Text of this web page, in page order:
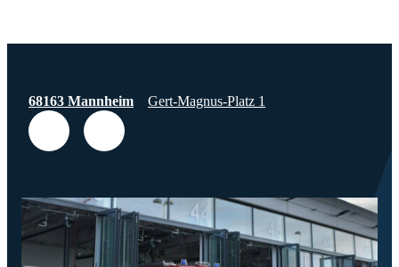
68163 Mannheim Gert-Magnus-Platz 1